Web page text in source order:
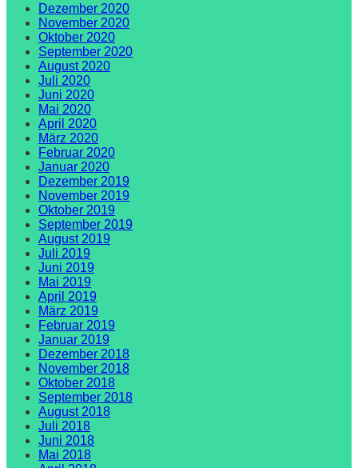
Dezember 2020
November 2020
Oktober 2020
September 2020
August 2020
Juli 2020
Juni 2020
Mai 2020
April 2020
März 2020
Februar 2020
Januar 2020
Dezember 2019
November 2019
Oktober 2019
September 2019
August 2019
Juli 2019
Juni 2019
Mai 2019
April 2019
März 2019
Februar 2019
Januar 2019
Dezember 2018
November 2018
Oktober 2018
September 2018
August 2018
Juli 2018
Juni 2018
Mai 2018